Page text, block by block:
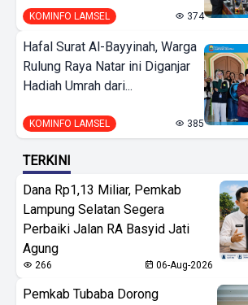
KOMINFO LAMSEL 374
Hafal Surat Al-Bayyinah, Warga
Rulung Raya Natar ini Diganjar
Hadiah Umrah dari...
KOMINFO LAMSEL 385
TERKINI
Dana Rp1,13 Miliar, Pemkab
Lampung Selatan Segera
Perbaiki Jalan RA Basyid Jati
Agung
266 06-Aug-2026
Pemkab Tubaba Dorong